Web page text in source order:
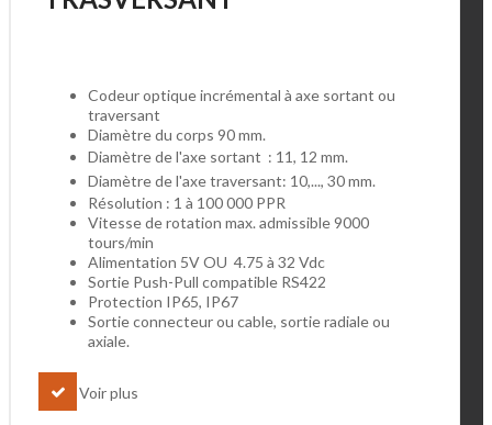
Codeur optique incrémental à axe sortant ou
traversant
Diamètre du corps 90 mm.
Diamètre de l'axe sortant : 11, 12 mm.
Diamètre de l'axe traversant: 10,..., 30 mm.
Résolution : 1 à 100 000 PPR
Vitesse de rotation max. admissible 9000
tours/min
Alimentation 5V OU 4.75 à 32 Vdc
Sortie Push-Pull compatible RS422
Protection IP65, IP67
Sortie connecteur ou cable, sortie radiale ou
axiale.
Voir plus